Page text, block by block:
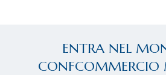
ENTRA NEL